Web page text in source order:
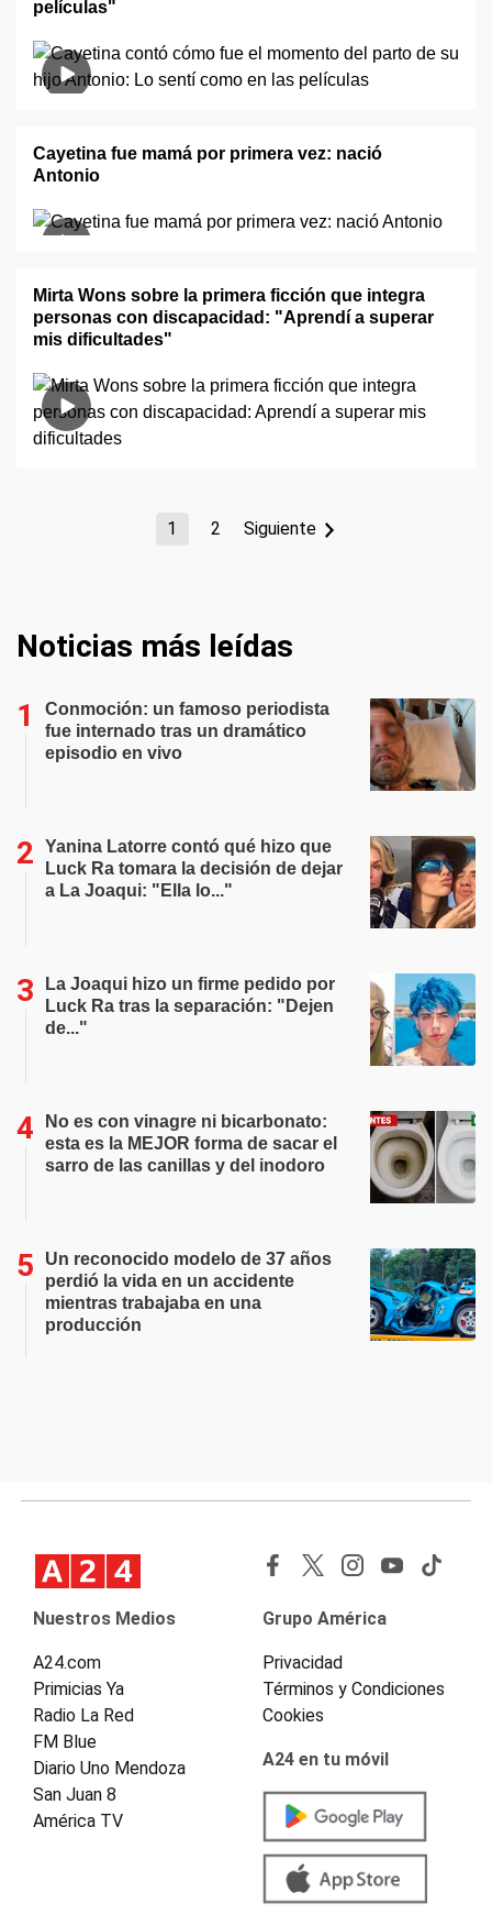
películas"
Cayetina fue mamá por primera vez: nació
Antonio
Mirta Wons sobre la primera ficción que integra
personas con discapacidad: "Aprendí a superar
mis dificultades"
1 2 Siguiente
Noticias más leídas
Conmoción: un famoso periodista
fue internado tras un dramático
episodio en vivo
Yanina Latorre contó qué hizo que
Luck Ra tomara la decisión de dejar
a La Joaqui: "Ella lo..."
La Joaqui hizo un firme pedido por
Luck Ra tras la separación: "Dejen
de..."
No es con vinagre ni bicarbonato:
esta es la MEJOR forma de sacar el
sarro de las canillas y del inodoro
Un reconocido modelo de 37 años
perdió la vida en un accidente
mientras trabajaba en una
producción
Nuestros Medios
A24.com
Primicias Ya
Radio La Red
FM Blue
Diario Uno Mendoza
San Juan 8
América TV
Grupo América
Privacidad
Términos y Condiciones
Cookies
A24 en tu móvil